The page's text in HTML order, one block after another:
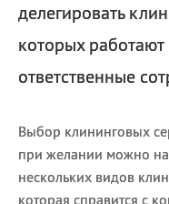
делегировать
которых
ответственные
Выбор клининговых
при желании можно
нескольких видов
которая справится с